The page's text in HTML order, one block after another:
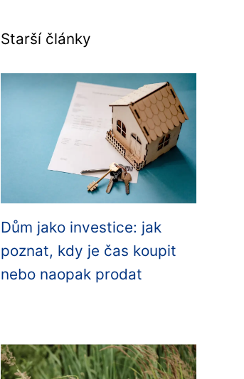
Starší články
Dům jako investice: jak
poznat, kdy je čas koupit
nebo naopak prodat